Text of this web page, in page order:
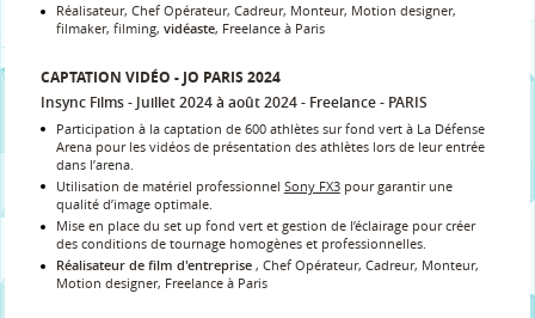
Réalisateur, Chef Opérateur, Cadreur, Monteur, Motion designer,
filmaker, filming, vidéaste, Freelance à Paris
CAPTATION VIDÉO - JO PARIS 2024
Insync Films
Juillet 2024 à août 2024 Freelance PARIS
Participation à la captation de 600 athlètes sur fond vert à La Défense
Arena pour les vidéos de présentation des athlètes lors de leur entrée
dans l’arena.
Utilisation de matériel professionnel Sony FX3pour garantir une
qualité d’image optimale.
Mise en place du set up fond vert et gestion de l’éclairage pour créer
des conditions de tournage homogènes et professionnelles.
Réalisateur de film d'entreprise, Chef Opérateur, Cadreur, Monteur,
Motion designer, Freelance à Paris